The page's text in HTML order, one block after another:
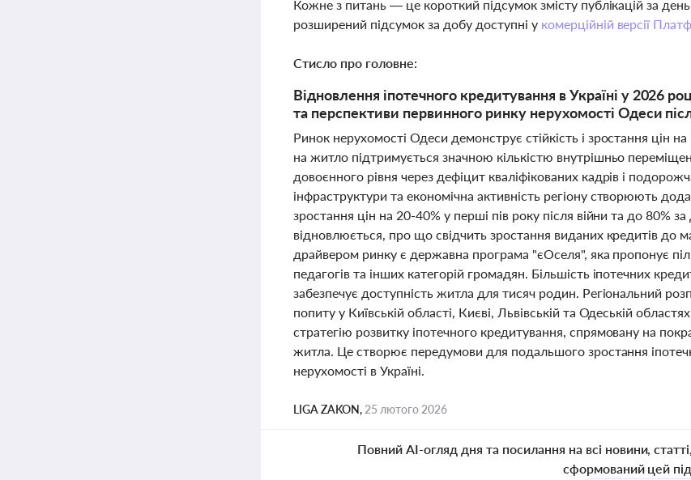
Кожне з питань — це короткий підсумок змісту публікацій за
розширений підсумок за добу доступні у комерційній версії
Стисло про головне:
Відновлення іпотечного кредитування в Україні у 2026
та перспективи первинного ринку нерухомості Одеси
Ринок нерухомості Одеси демонструє стійкість і зростання цін
на житло підтримується значною кількістю внутрішньо
довоєнного рівня через дефіцит кваліфікованих кадрів і
інфраструктури та економічна активність регіону створюють
зростання цін на 20-40% у перші пів року після війни та до 80%
відновлюється, про що свідчить зростання виданих кредитів
драйвером ринку є державна програма "єОселя", яка пропонує
педагогів та інших категорій громадян. Більшість іпотечних
забезпечує доступність житла для тисяч родин. Регіональний
попиту у Київській області, Києві, Львівській та Одеській
стратегію розвитку іпотечного кредитування, спрямовану на
житла. Це створює передумови для подальшого зростання
нерухомості в Україні.
LIGA ZAKON, 25 лютого 2026
Повний AI-огляд дня та посилання на всі новини,
сформований цей